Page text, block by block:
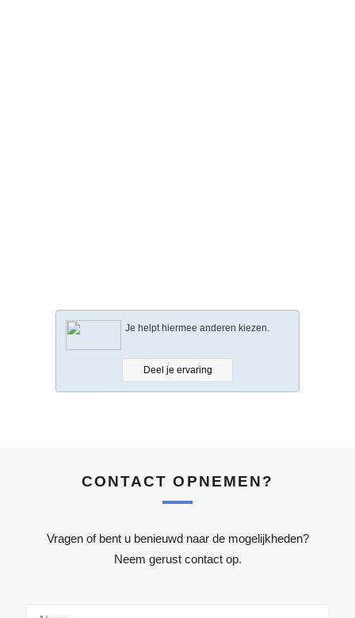
CONTACT OPNEMEN?
Vragen of bent u benieuwd naar de mogelijkheden?
Neem gerust contact op.